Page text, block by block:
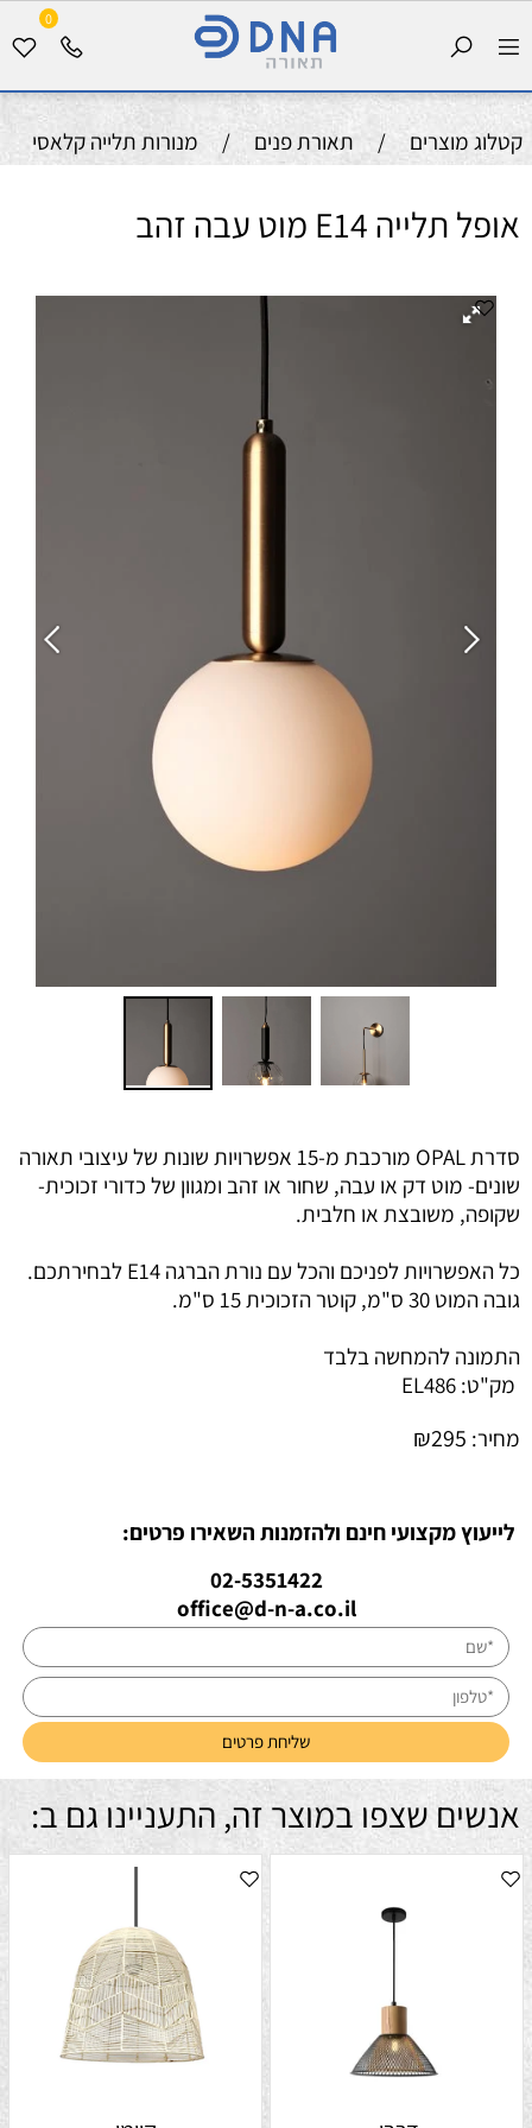
0
קטלוג מוצרים / תאורת פנים / מנורות תלייה קלאסי
אופל תלייה E14 מוט עבה זהב
סדרת OPAL מורכבת מ-15 אפשרויות שונות של עיצובי תאורה
שונים- מוט דק או עבה, שחור או זהב ומגוון של כדורי זכוכית-
שקופה, משובצת או חלבית.
כל האפשרויות לפניכם והכל עם נורת הברגה E14 לבחירתכם.
גובה המוט 30 ס"מ, קוטר הזכוכית 15 ס"מ.
התמונה להמחשה בלבד
מק"ט: EL486
מחיר:
₪295
לייעוץ מקצועי חינם ולהזמנות השאירו פרטים:
02-5351422
office@d-n-a.co.il
אנשים שצפו במוצר זה, התעניינו גם ב: